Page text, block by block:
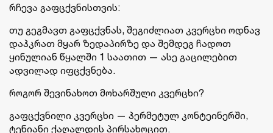
რჩევა გაფცქვნისთვის:
თუ გეგმავთ გაფცქვნას, შეგიძლიათ კვერცხი ოდნავ
დაჰკრათ მყარ ზედაპირზე და შემდეგ ჩადოთ
ყინულიან წყალში 1 საათით — ასე გაცილებით
ადვილად იფცქვნება.
როგორ შევინახოთ მოხარშული კვერცხი?
გაფცქვნილი კვერცხი — ჰერმეტულ კონტეინერში,
ტენიანი ქაღალდის პირსახოცით.